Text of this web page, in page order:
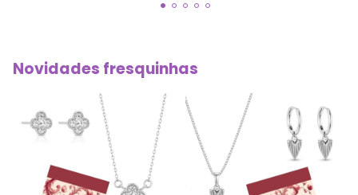
Novidades fresquinhas